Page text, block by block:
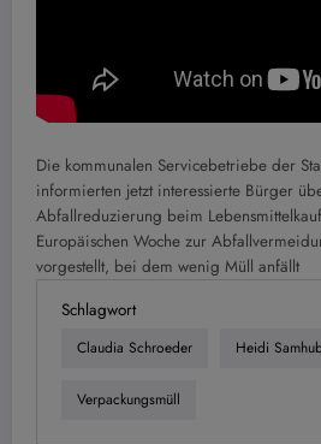
Die kommunalen Servicebetriebe der
informierten jetzt interessierte Bürger
Abfallreduzierung beim
Europäischen Woche zur
vorgestellt, bei dem wenig Müll anfällt
Schlagwort
Claudia Schroeder Heidi
Verpackungsmüll